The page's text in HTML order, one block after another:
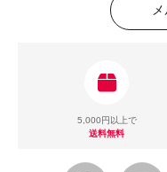
5,000円以上で
送料無料